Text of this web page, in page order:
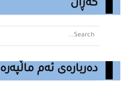
گەڕان
دەربارەی ئەم ماڵپەرە